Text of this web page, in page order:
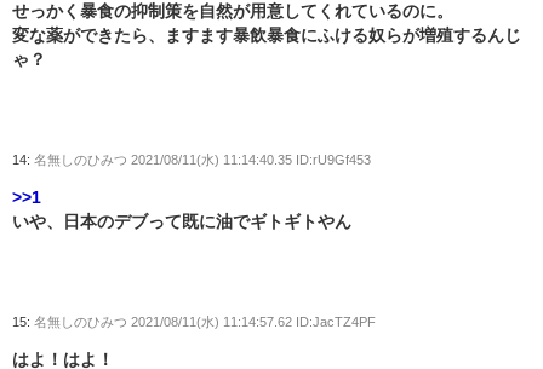
せっかく暴食の抑制策を自然が用意してくれているのに。
変な薬ができたら、ますます暴飲暴食にふける奴らが増殖するんじ
ゃ？
14: 名無しのひみつ 2021/08/11(水) 11:14:40.35 ID:rU9Gf453
>>1
いや、日本のデブって既に油でギトギトやん
15: 名無しのひみつ 2021/08/11(水) 11:14:57.62 ID:JacTZ4PF
はよ！はよ！